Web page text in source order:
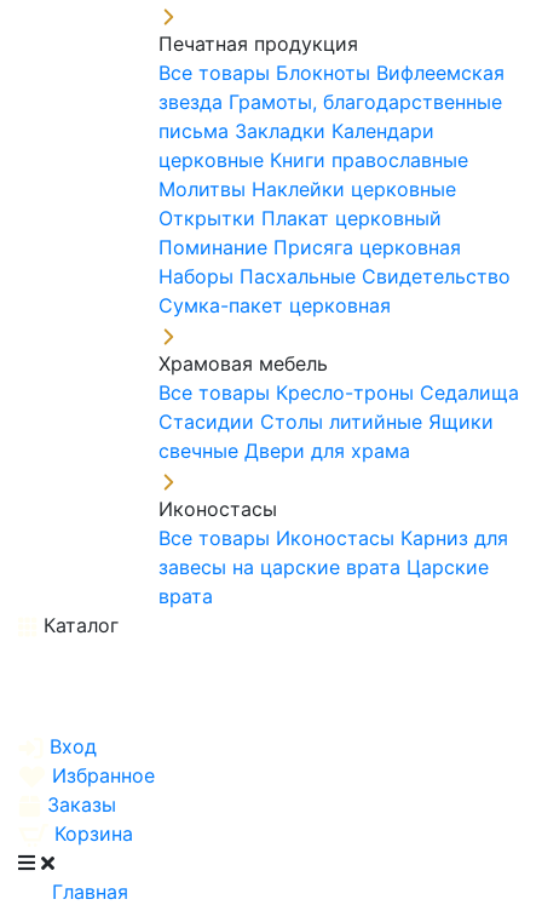
Печатная продукция
Все товары Блокноты Вифлеемская
звезда Грамоты, благодарственные
письма Закладки Календари
церковные Книги православные
Молитвы Наклейки церковные
Открытки Плакат церковный
Поминание Присяга церковная
Наборы Пасхальные Свидетельство
Сумка-пакет церковная
Храмовая мебель
Все товары Кресло-троны Седалища
Стасидии Столы литийные Ящики
свечные Двери для храма
Иконостасы
Все товары Иконостасы Карниз для
завесы на царские врата Царские
врата
Каталог
Вход
Избранное
Заказы
Корзина
Главная